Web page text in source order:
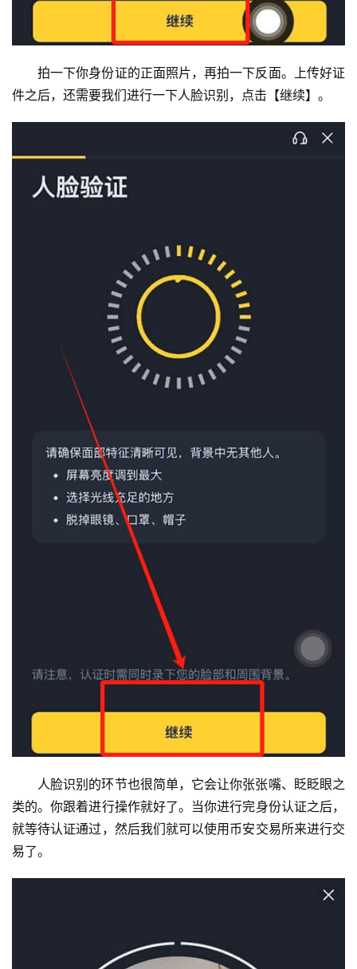
拍一下你身份证的正面照片，再拍一下反面。上传好证
件之后，还需要我们进行一下人脸识别，点击【继续】。
人脸识别的环节也很简单，它会让你张张嘴、眨眨眼之
类的。你跟着进行操作就好了。当你进行完身份认证之后，
就等待认证通过，然后我们就可以使用币安交易所来进行交
易了。